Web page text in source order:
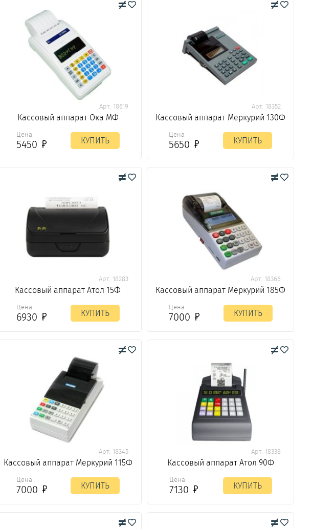
Арт. 18619
Кассовый аппарат Ока МФ
Цена
5450 КУПИТЬ
Арт. 18352
Кассовый аппарат Меркурий 130Ф
Цена
5650 КУПИТЬ
Арт. 18283
Кассовый аппарат Атол 15Ф
Цена
6930 КУПИТЬ
Арт. 18366
Кассовый аппарат Меркурий 185Ф
Цена
7000 КУПИТЬ
Арт. 18345
Кассовый аппарат Меркурий 115Ф
Цена
7000 КУПИТЬ
Арт. 18338
Кассовый аппарат Атол 90Ф
Цена
7130 КУПИТЬ